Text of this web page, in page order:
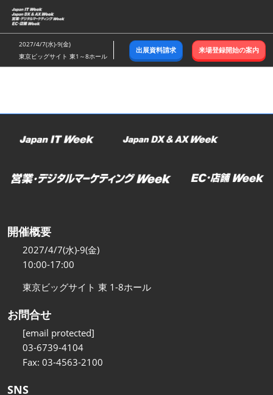
ス
キ
ッ
し
む
2027/4/7(水)-9(金)
東京ビッグサイト 東1～8ホール
出展資料請求 来場登録開始の案内
開催概要
2027/4/7(水)-9(金)
10:00-17:00
東京ビッグサイト 東 1-8ホール
お問合せ
[email protected]
03-6739-4104
Fax: 03-4563-2100
SNS